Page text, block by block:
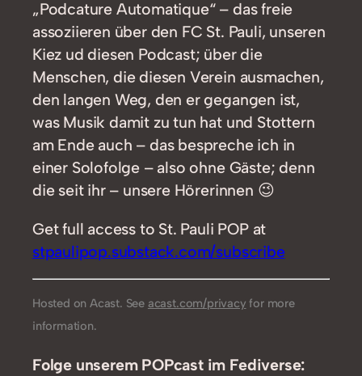
„Podcature Automatique“ – das freie
assoziieren über den FC St. Pauli, unseren
Kiez ud diesen Podcast; über die
Menschen, die diesen Verein ausmachen,
den langen Weg, den er gegangen ist,
was Musik damit zu tun hat und Stottern
am Ende auch – das bespreche ich in
einer Solofolge – also ohne Gäste; denn
die seit ihr – unsere Hörerinnen 😉
Get full access to St. Pauli POP at
stpaulipop.substack.com/subscribe
Hosted on Acast. See acast.com/privacy for more
information.
Folge unserem POPcast im Fediverse: